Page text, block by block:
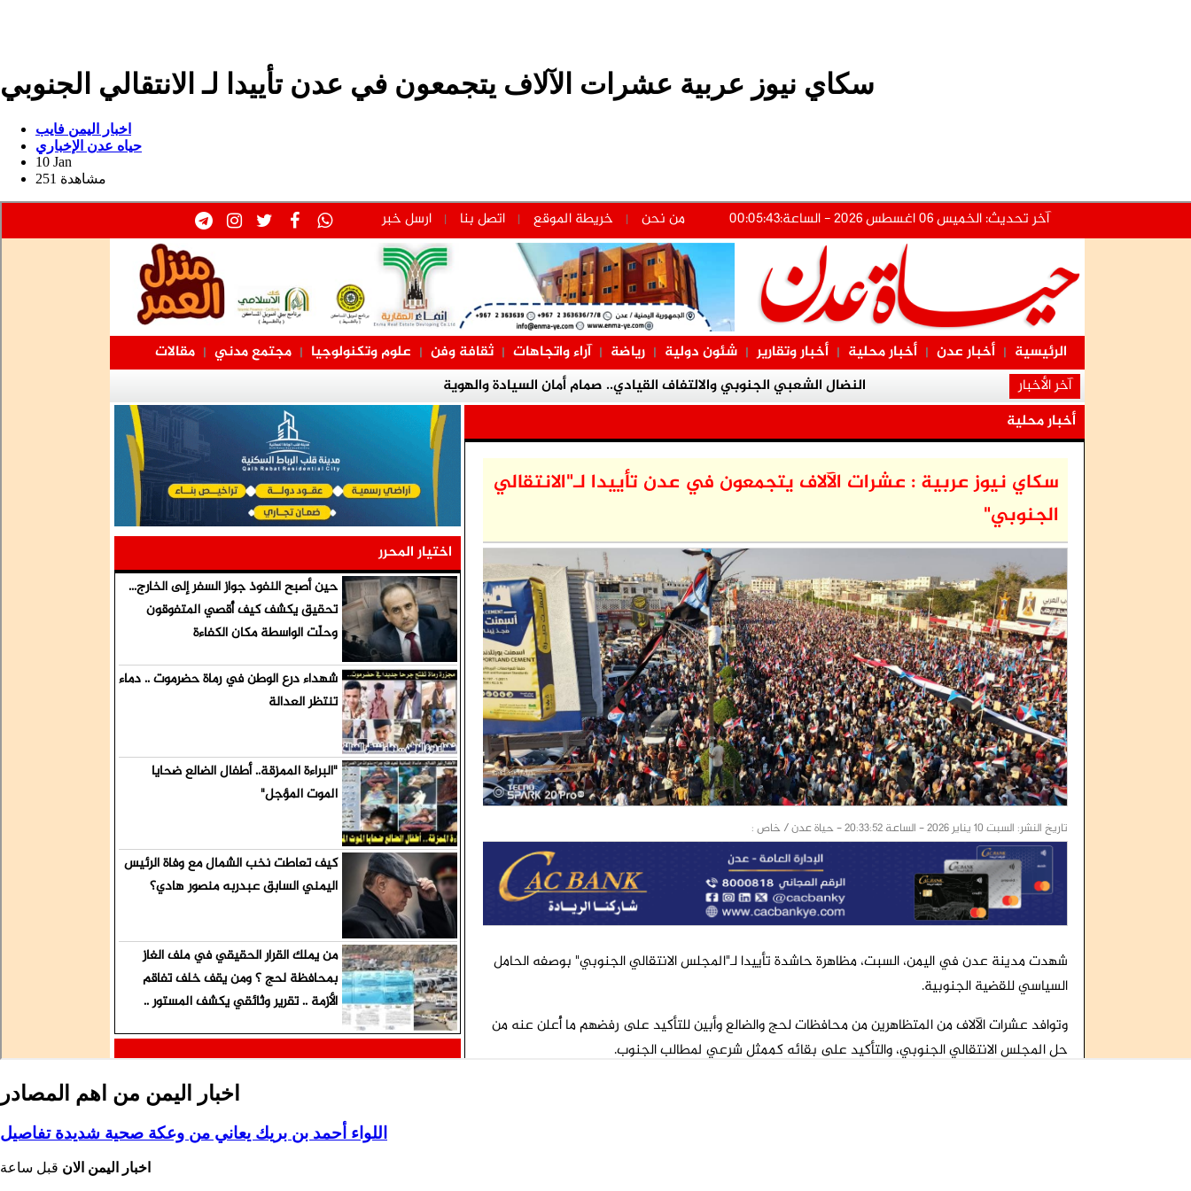
سكاي نيوز عربية عشرات الآلاف يتجمعون في عدن تأييدا لـ الانتقالي الجنوبي
اخبار اليمن فايب
حياه عدن الإخباري
10 Jan
251 مشاهدة
اخبار اليمن من اهم المصادر
اللواء أحمد بن بريك يعاني من وعكة صحية شديدة تفاصيل
اخبار اليمن الان قبل ساعة